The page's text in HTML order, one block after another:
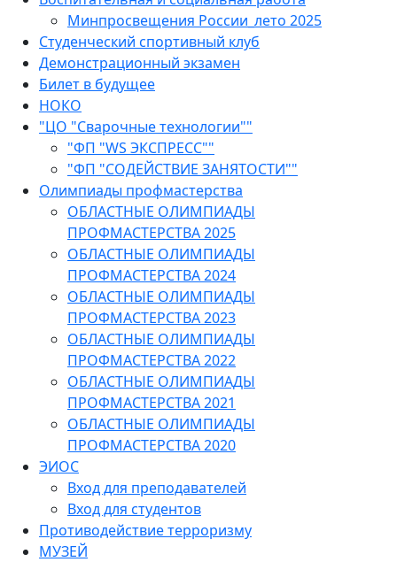
Минпросвещения России_лето 2025
Студенческий спортивный клуб
Демонстрационный экзамен
Билет в будущее
НОКО
"ЦО "Сварочные технологии""
"ФП "WS ЭКСПРЕСС""
"ФП "СОДЕЙСТВИЕ ЗАНЯТОСТИ""
Олимпиады профмастерства
ОБЛАСТНЫЕ ОЛИМПИАДЫ
ПРОФМАСТЕРСТВА 2025
ОБЛАСТНЫЕ ОЛИМПИАДЫ
ПРОФМАСТЕРСТВА 2024
ОБЛАСТНЫЕ ОЛИМПИАДЫ
ПРОФМАСТЕРСТВА 2023
ОБЛАСТНЫЕ ОЛИМПИАДЫ
ПРОФМАСТЕРСТВА 2022
ОБЛАСТНЫЕ ОЛИМПИАДЫ
ПРОФМАСТЕРСТВА 2021
ОБЛАСТНЫЕ ОЛИМПИАДЫ
ПРОФМАСТЕРСТВА 2020
ЭИОС
Вход для преподавателей
Вход для студентов
Противодействие терроризму
МУЗЕЙ